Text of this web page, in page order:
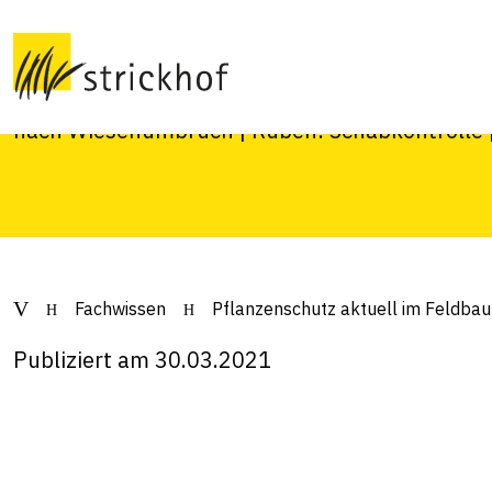
Feldbau 30. März
Raps: Erdflohschäden / Glanzkäfer ¦
nach Wiesenumbruch ¦ Rüben:
Fachwissen Pflanzenschutz aktuell im
Publiziert am 30.03.2021